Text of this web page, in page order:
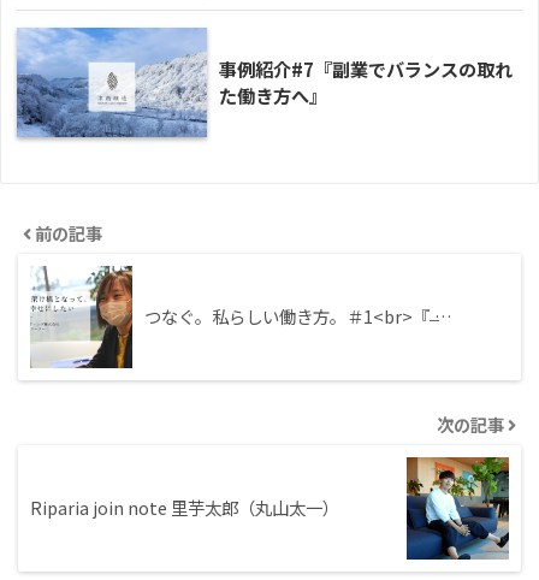
事例紹介#7『副業でバランスの取れ
た働き方へ』
前の記事
つなぐ。私らしい働き方。＃1<br>『 ̶…
次の記事
Riparia join note 里芋太郎（丸山太一）